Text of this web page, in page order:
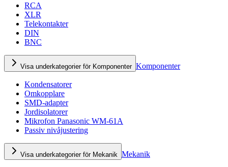
RCA
XLR
Telekontakter
DIN
BNC
Visa underkategorier för Komponenter Komponenter
Kondensatorer
Omkopplare
SMD-adapter
Jordisolatorer
Mikrofon Panasonic WM-61A
Passiv nivåjustering
Visa underkategorier för Mekanik Mekanik